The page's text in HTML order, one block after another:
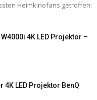
Heimkinofans getroffen:
4K LED Projektor –
4K LED Projektor BenQ